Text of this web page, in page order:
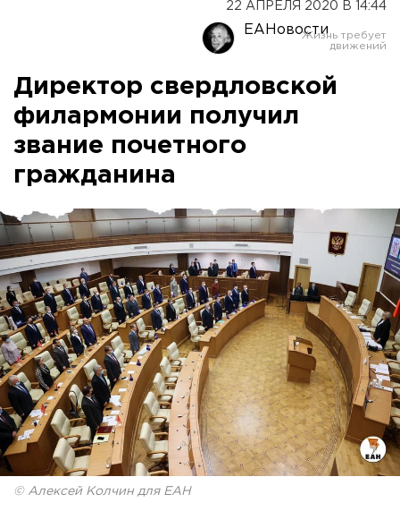
22 АПРЕЛЯ 2020 В 14:44
ЕАНовости
Директор свердловской
филармонии получил
звание почетного
гражданина
© Алексей Колчин для ЕАН